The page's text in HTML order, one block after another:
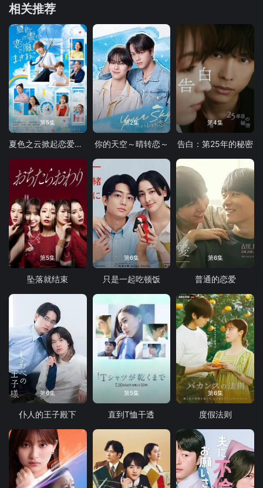
相关推荐
第5集
夏色之云掀起恋爱与风暴
第2集
你的天空～晴转恋～
第4集
告白：第25年的秘密
第5集
坠落就结束
第6集
只是一起吃顿饭
第6集
普通的恋爱
第6集
仆人的王子殿下
第5集
直到T恤干透
第6集
度假法则